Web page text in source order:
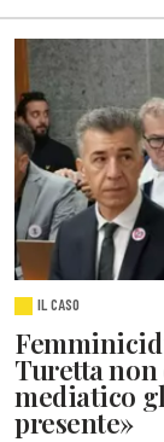
IL CASO
Turetta
mediatico
presente»